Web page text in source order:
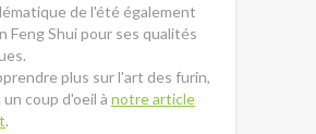
de l'été également
Feng Shui pour ses qualités
plus sur l'art des furin,
coup d'oeil à notre article
.